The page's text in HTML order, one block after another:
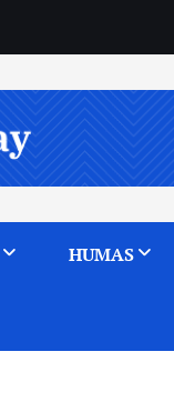
HUMAS